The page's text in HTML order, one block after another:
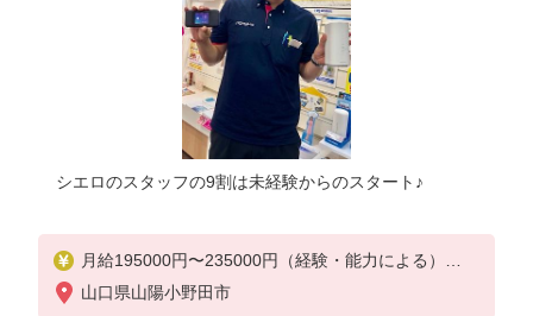
シエロのスタッフの9割は未経験からのスタート♪
月給195000円〜235000円（経験・能力による）
★賞与有※業績連動性
※残業代支給
山口県山陽小野田市